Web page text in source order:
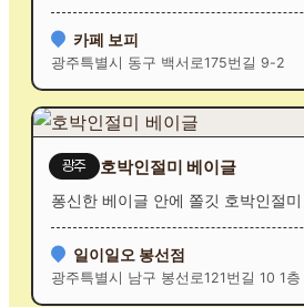
카페 보피
광주특별시 동구 백서로175번길 9-2
광주 호박인절미 베이글
퐁신한 베이글 안에 쫄깃 호박인절미
일이일오 봉선점
광주특별시 남구 봉선로121번길 10 1층